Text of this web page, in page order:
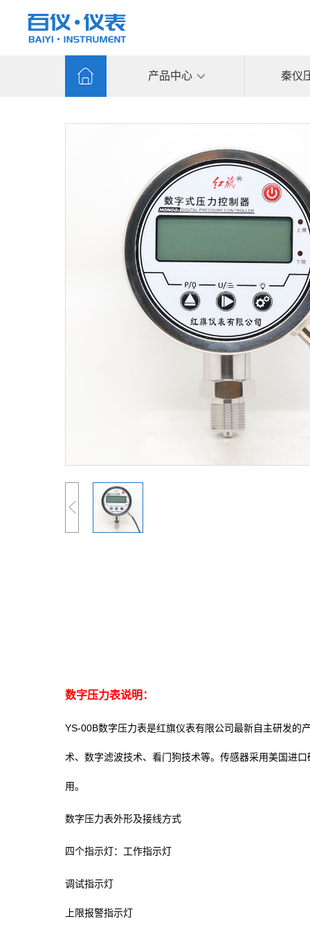
产品中心 秦仪
数字压力表说明：
YS-00B数字压力表是红旗仪表有限公司最新自主研发的
术、数字滤波技术、看门狗技术等。传感器采用美国进
用。
数字压力表外形及接线方式
四个指示灯：工作指示灯
调试指示灯
上限报警指示灯